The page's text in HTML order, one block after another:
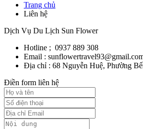
Trang chủ
Liên hệ
Dịch Vụ Du Lịch Sun Flower
Hotline ; 0937 889 308
Email :
Địa chỉ : 68 Nguyễn Huệ, Phường
Điền form liên hệ